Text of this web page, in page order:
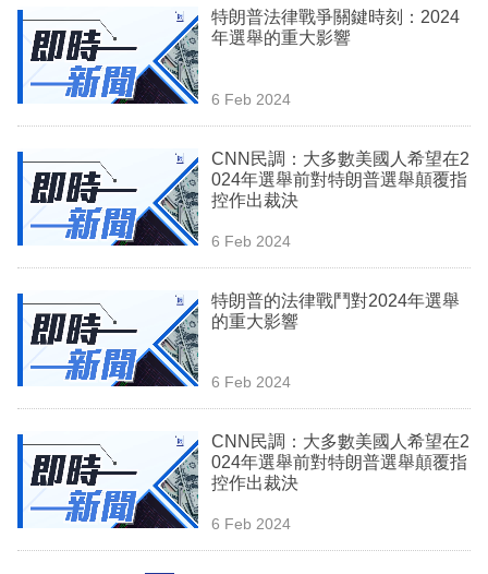
特朗普法律戰爭關鍵時刻：2024
年選舉的重大影響
6 Feb 2024
CNN民調：大多數美國人希望在2
024年選舉前對特朗普選舉顛覆指
控作出裁決
6 Feb 2024
特朗普的法律戰鬥對2024年選舉
的重大影響
6 Feb 2024
CNN民調：大多數美國人希望在2
024年選舉前對特朗普選舉顛覆指
控作出裁決
6 Feb 2024